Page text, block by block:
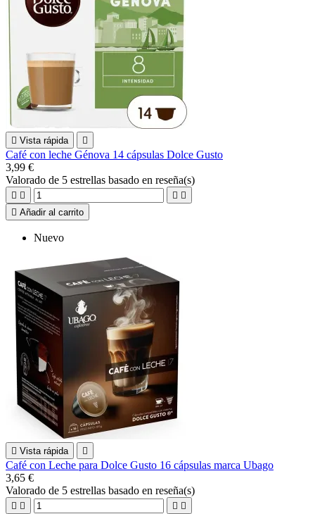
 Vista rápida 
Café con leche Génova 14 cápsulas Dolce Gusto
3,99 €
Valorado de 5 estrellas basado en reseña(s)
   
 Añadir al carrito
Nuevo
 Vista rápida 
Café con Leche para Dolce Gusto 16 cápsulas marca Ubago
3,65 €
Valorado de 5 estrellas basado en reseña(s)
   